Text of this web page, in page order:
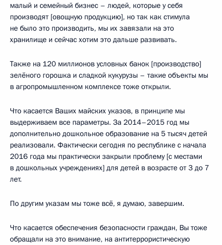
малый и семейный бизнес – людей, которые у себя
производят [овощную продукцию], но так как стимула
не было это производить, мы их завязали на это
хранилище и сейчас хотим это дальше развивать.
Также на 120 миллионов условных банок [производство]
зелёного горошка и сладкой кукурузы – такие объекты мы
в агропромышленном комплексе тоже открыли.
Что касается Ваших майских указов, в принципе мы
выдерживаем все параметры. За 2014–2015 год мы
дополнительно дошкольное образование на 5 тысяч детей
реализовали. Фактически сегодня по республике с начала
2016 года мы практически закрыли проблему [с местами
в дошкольных учреждениях] для детей в возрасте от 3 до 7
лет.
По другим указам мы тоже всё, я думаю, завершим.
Что касается обеспечения безопасности граждан, Вы тоже
обращали на это внимание, на антитеррористическую